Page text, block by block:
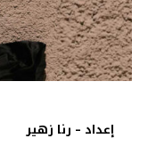
إعداد – رنا زهير